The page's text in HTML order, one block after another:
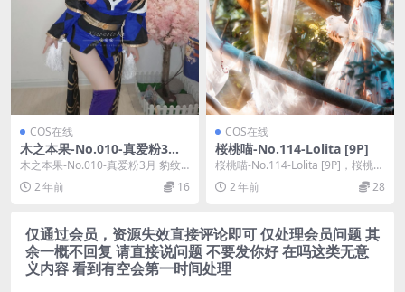
COS在线
木之本果-No.010-真爱粉3月
豹纹常服 [22P]
木之本果-No.010-真爱粉3月 豹纹
常服 [22P]，木之本果在线作品导
航：...2 年前 16
COS在线
桜桃喵-No.114-Lolita [9P]
桜桃喵-No.114-Lolita [9P]，桜桃喵
在线作品导航：桜桃喵套图合集...
2 年前 28
仅通过会员，资源失效直接评论即可 仅处理会员问题 其
余一概不回复 请直接说问题 不要发你好 在吗这类无意
义内容 看到有空会第一时间处理